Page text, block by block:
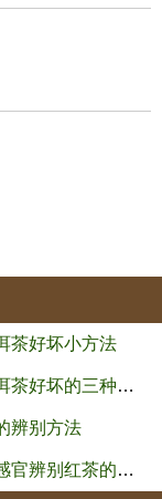
茶好坏小方法
辨别普洱茶好坏的三种方法
辨别方法
如何用感官辨别红茶的好坏